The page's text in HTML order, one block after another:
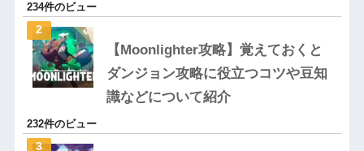
234件のビュー
【Moonlighter攻略】覚えておくと
ダンジョン攻略に役立つコツや豆知
識などについて紹介
232件のビュー